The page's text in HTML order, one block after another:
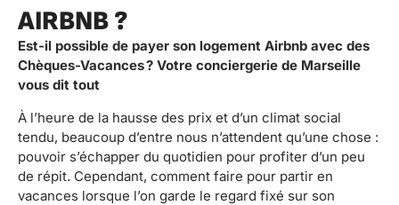
AIRBNB ?
Est-il possible de payer son logement Airbnb avec des
Chèques-Vacances ? Votre conciergerie de Marseille
vous dit tout
À l’heure de la hausse des prix et d’un climat social
tendu, beaucoup d’entre nous n’attendent qu’une chose :
pouvoir s’échapper du quotidien pour profiter d’un peu
de répit. Cependant, comment faire pour partir en
vacances lorsque l’on garde le regard fixé sur son